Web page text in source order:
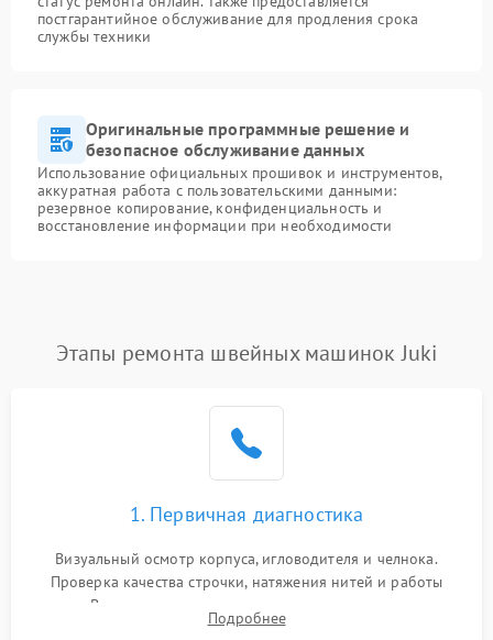
постгарантийное обслуживание для продления срока
службы техники
Оригинальные программные решение и
безопасное обслуживание данных
Использование официальных прошивок и инструментов,
аккуратная работа с пользовательскими данными:
резервное копирование, конфиденциальность и
восстановление информации при необходимости
Этапы ремонта швейных машинок Juki
1. Первичная диагностика
Визуальный осмотр корпуса, игловодителя и челнока.
Проверка качества строчки, натяжения нитей и работы
педали. Выявление посторонних стуков, пропусков стежков,
обрывов нити или заклинивания механизмов на тестовом
Подробнее